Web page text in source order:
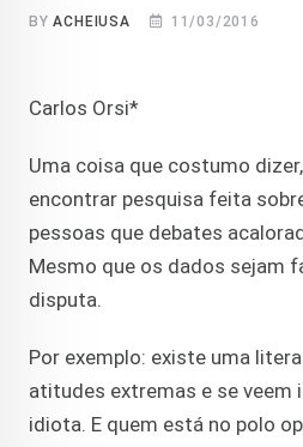
BYACHEIUSA 11/03/2016
Carlos Orsi*
Uma coisa que costumo
encontrar pesquisa feita
pessoas que debates
Mesmo que os dados sejam
disputa.
Por exemplo: existe uma
atitudes extremas e se veem
idiota. E quem está no polo